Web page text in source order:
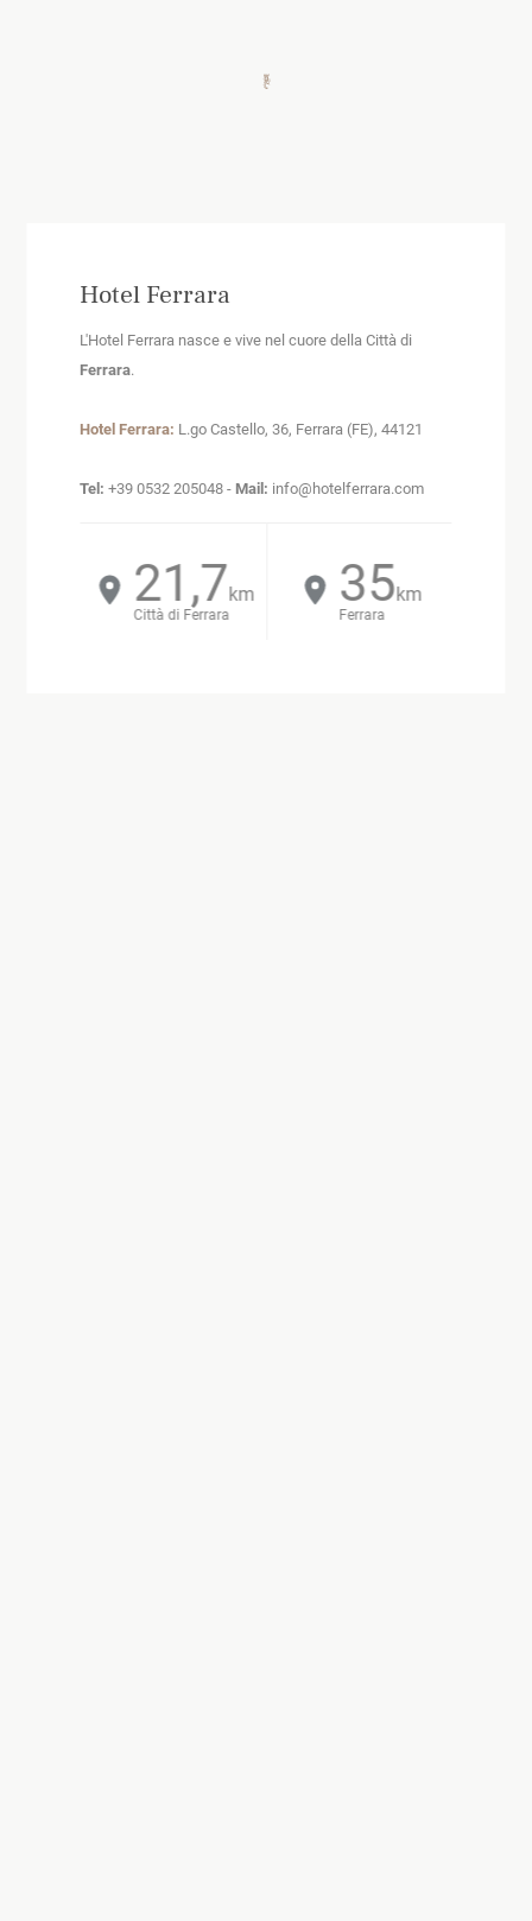
Hotel Ferrara
L'Hotel Ferrara nasce e vive nel cuore della Città di
Ferrara.
Hotel Ferrara: L.go Castello, 36, Ferrara (FE), 44121
Tel: +39 0532 205048 - Mail: info@hotelferrara.com
1,4km
Città di Ferrara
21,7km
Città di Ferrara
23,2km
Ferrara
35km
Ferrara